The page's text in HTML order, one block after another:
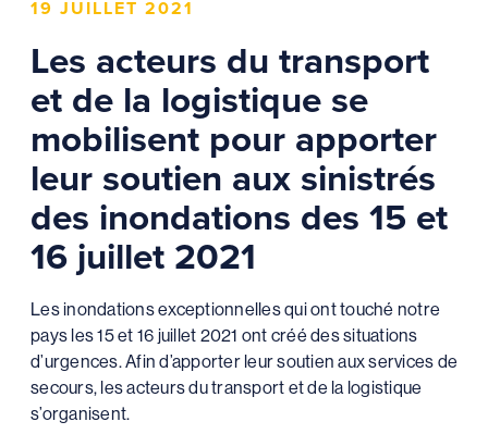
19 JUILLET 2021
Les acteurs du transport
et de la logistique se
mobilisent pour apporter
leur soutien aux sinistrés
des inondations des 15 et
16 juillet 2021
Les inondations exceptionnelles qui ont touché notre
pays les 15 et 16 juillet 2021 ont créé des situations
d’urgences. Afin d’apporter leur soutien aux services de
secours, les acteurs du transport et de la logistique
s’organisent.